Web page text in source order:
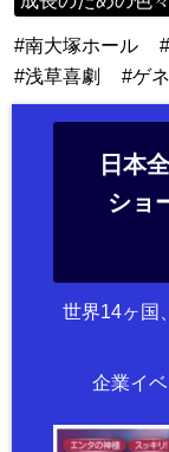
南大塚ホール
浅草喜劇
ゲ
日本
ショ
世界14ヶ国
企業イ